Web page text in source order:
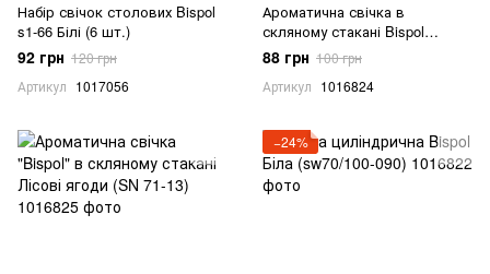
Набір свічок столових Bispol
s1-66 Білі (6 шт.)
92 грн 120 грн
Артикул 1017056
Ароматична свічка в
скляному стакані Bispol
Щасливого Різдва (SN 72s-09)
88 грн 100 грн
Артикул 1016824
−24%